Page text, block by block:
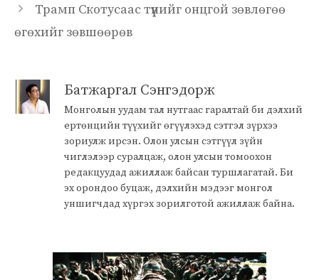
Трамп Скотусаас түүнийг онцгой зөвлөгөө
өгөхийг зөвшөөрөв
Батжаргал Сэнгэдорж
Монголын уудам тал нутгаас гаралтай би дэлхий
ертөнцийн түүхийг өгүүлэхэд сэтгэл зүрхээ
зориулж ирсэн. Олон улсын сэтгүүл зүйн
чиглэлээр суралцаж, олон улсын томоохон
редакцуудад ажиллаж байсан туршлагатай. Би
эх орондоо буцаж, дэлхийн мэдээг монгол
уншигчдад хүргэх зорилготой ажиллаж байна.